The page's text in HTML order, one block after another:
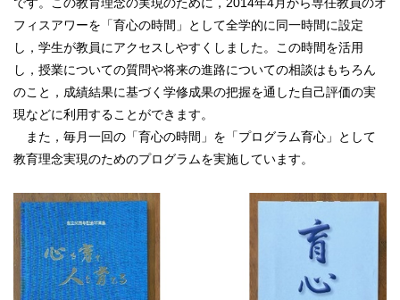
フィスアワーを「育心の時間」として全学的に同一時間に設定
し，学生が教員にアクセスしやすくしました。この時間を活用
し，授業についての質問や将来の進路についての相談はもちろん
のこと，成績結果に基づく学修成果の把握を通した自己評価の実
現などに利用することができます。
また，毎月一回の「育心の時間」を「プログラム育心」として
教育理念実現のためのプログラムを実施しています。